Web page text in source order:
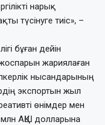
нарық
түсінуге тиіс», –
бұған дейін
жариялаған
нысан­дарының
экспортын жыл
өнімдер мен
АҚШ долларына